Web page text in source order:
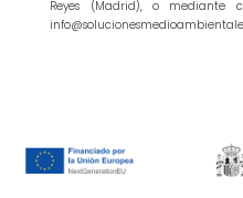
Reyes (Madrid), o mediante